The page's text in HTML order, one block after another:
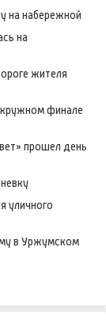
на набережной
на
жителя
финале
прошел день
уличного
в Уржумском